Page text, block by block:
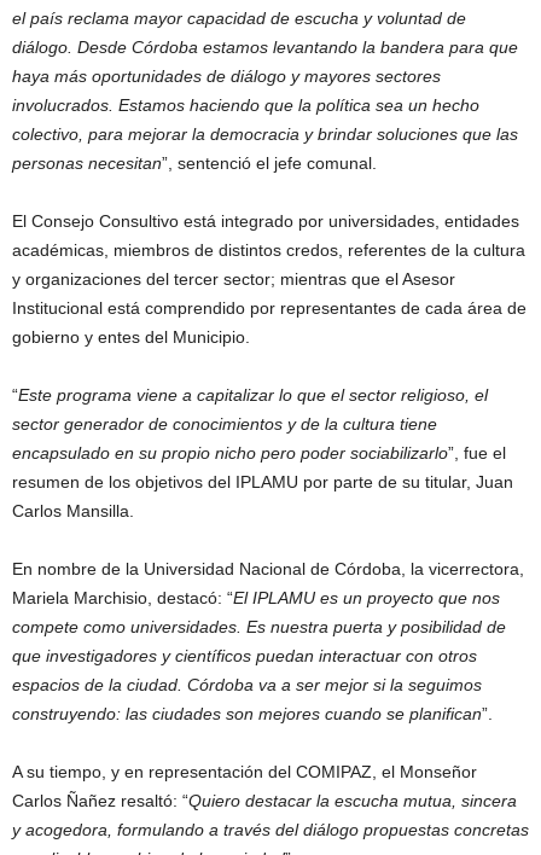
el país reclama mayor capacidad de escucha y voluntad de
diálogo. Desde Córdoba estamos levantando la bandera para que
haya más oportunidades de diálogo y mayores sectores
involucrados. Estamos haciendo que la política sea un hecho
colectivo, para mejorar la democracia y brindar soluciones que las
personas necesitan”, sentenció el jefe comunal.
El Consejo Consultivo está integrado por universidades, entidades
académicas, miembros de distintos credos, referentes de la cultura
y organizaciones del tercer sector; mientras que el Asesor
Institucional está comprendido por representantes de cada área de
gobierno y entes del Municipio.
“Este programa viene a capitalizar lo que el sector religioso, el
sector generador de conocimientos y de la cultura tiene
encapsulado en su propio nicho pero poder sociabilizarlo”, fue el
resumen de los objetivos del IPLAMU por parte de su titular, Juan
Carlos Mansilla.
En nombre de la Universidad Nacional de Córdoba, la vicerrectora,
Mariela Marchisio, destacó: “El IPLAMU es un proyecto que nos
compete como universidades. Es nuestra puerta y posibilidad de
que investigadores y científicos puedan interactuar con otros
espacios de la ciudad. Córdoba va a ser mejor si la seguimos
construyendo: las ciudades son mejores cuando se planifican”.
A su tiempo, y en representación del COMIPAZ, el Monseñor
Carlos Ñañez resaltó: “Quiero destacar la escucha mutua, sincera
y acogedora, formulando a través del diálogo propuestas concretas